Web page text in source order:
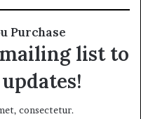
Purchase
list to
consectetur.